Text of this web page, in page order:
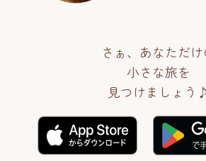
さぁ、あなただけ
小さな旅を
見つけましょう♪